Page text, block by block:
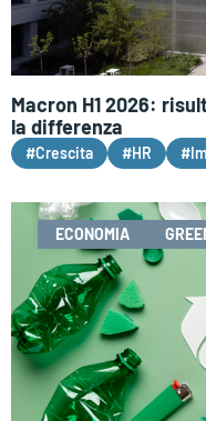
Macron H1 2026:
la differenza
#Crescita #HR
ECONOMIA